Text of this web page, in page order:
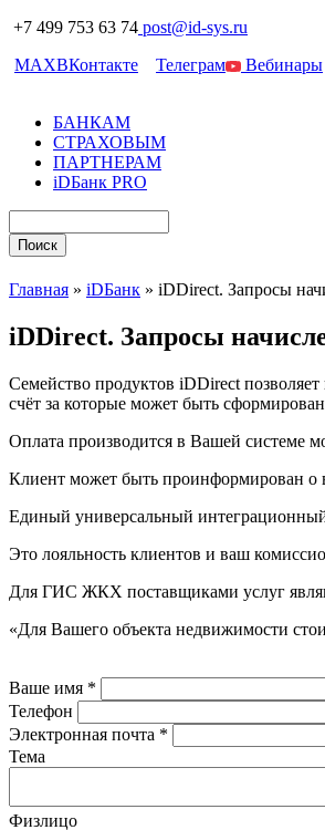
+7 499 753 63 74 post@id-sys.ru
MAXВКонтакте Телеграм Вебинары
БАНКАМ
СТРАХОВЫМ
ПАРТНЕРАМ
iDБанк PRO
Главная » iDБанк » iDDirect. Запросы
iDDirect. Запросы
Семейство продуктов iDDirect
счёт за которые может быть
Оплата производится в Вашей системе
Клиент может быть проинформирован о
Единый универсальный
Это лояльность клиентов и ваш
Для ГИС ЖКХ поставщиками услуг
«Для Вашего объекта недвижимости
Ваше имя *
Телефон
Электронная почта *
Тема
Физлицо